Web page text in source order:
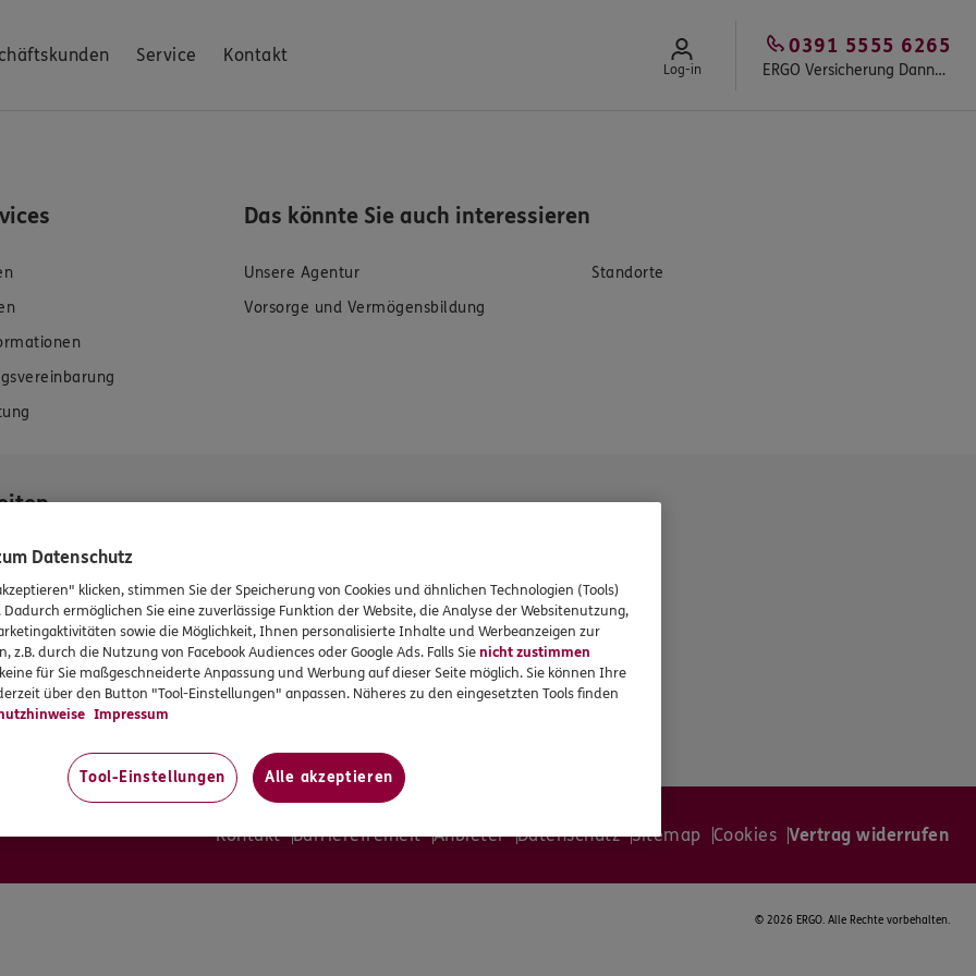
Service Kontakt
Log-in ERGO Versicherung Danny Riediger
0391 5555 6265
Das könnte Sie auch interessieren
Unsere Agentur
Standorte
Vorsorge und Vermögensbildung
sind Termine auch außerhalb
Kontakt Barrierefreiheit Anbieter Datenschutz Sitemap Cookies Vertrag widerrufen
© 2026 ERGO. Alle Rechte vorbehalten.
Datenschutz
klicken, stimmen Sie der Speicherung von Cookies und ähnlichen Technologien (Tools)
ermöglichen Sie eine zuverlässige Funktion der Website, die Analyse der Websitenutzung,
sowie die Möglichkeit, Ihnen personalisierte Inhalte und Werbeanzeigen zur
z.B. durch die Nutzung von Facebook Audiences oder Google Ads. Falls Sienicht zustimmen
für Sie maßgeschneiderte Anpassung und Werbung auf dieser Seite möglich. Sie können Ihre
über den Button "Tool-Einstellungen" anpassen. Näheres zu den eingesetzten Tools finden
Impressum
Tool-Einstellungen Alle akzeptieren